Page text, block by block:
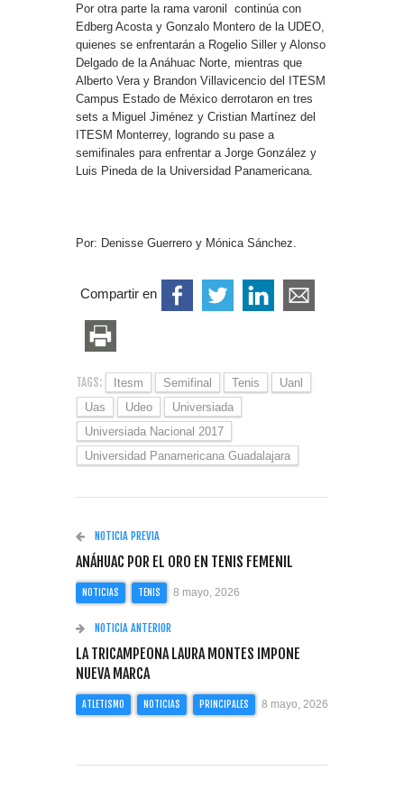
Por otra parte la rama varonil continúa con
Edberg Acosta y Gonzalo Montero de la UDEO,
quienes se enfrentarán a Rogelio Siller y Alonso
Delgado de la Anáhuac Norte, mientras que
Alberto Vera y Brandon Villavicencio del ITESM
Campus Estado de México derrotaron en tres
sets a Miguel Jiménez y Cristian Martínez del
ITESM Monterrey, logrando su pase a
semifinales para enfrentar a Jorge González y
Luis Pineda de la Universidad Panamericana.
Por: Denisse Guerrero y Mónica Sánchez.
Compartir en
TAGS: Itesm Semifinal Tenis
Uanl
Uas
Udeo
Universiada
Universiada Nacional 2017
Universidad Panamericana Guadalajara
NOTICIA PREVIA
ANÁHUAC POR EL ORO EN TENIS FEMENIL
NOTICIAS TENIS 8 mayo, 2026
NOTICIA ANTERIOR
LA TRICAMPEONA LAURA MONTES IMPONE
NUEVA MARCA
ATLETISMO NOTICIAS PRINCIPALES 8 mayo, 2026